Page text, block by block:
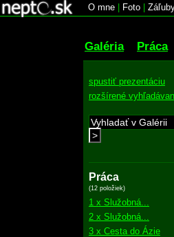
O mne Foto
Galéria Práca
spustiť prezentáciu
rozšírené
>
Práca
(12 položiek)
1 x Služobná...
2 x Služobná...
3 x Cesta do Ázie